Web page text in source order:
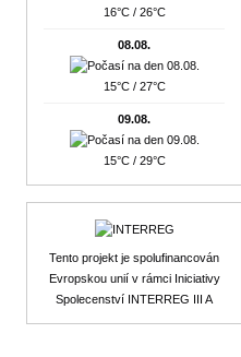
16°C / 26°C
08.08.
15°C / 27°C
09.08.
15°C / 29°C
Tento projekt je spolufinancován
Evropskou unií v rámci Iniciativy
Spolecenství INTERREG III A